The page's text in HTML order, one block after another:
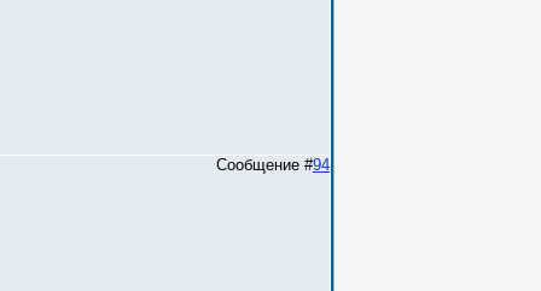
Сообщение #94